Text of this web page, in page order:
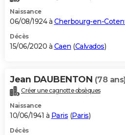
Naissance
06/08/1924 à Cherbourg-en-
Décès
15/06/2020 à Caen (Calvados)
Jean DAUBENTON (78
Créer une cagnotte obsèques
Naissance
10/06/1941 à Paris (Paris)
Décès